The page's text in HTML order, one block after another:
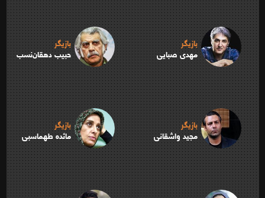
بازیگر
مهدی صبایی
بازیگر
حبیب دهقان‌نسب
بازیگر
مجید واشقانی
بازیگر
مائده طهماسبی